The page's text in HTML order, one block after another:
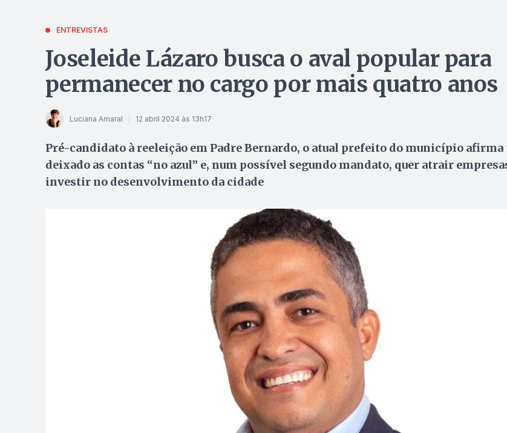
ENTREVISTAS
Joseleide Lázaro busca o aval popular para
permanecer no cargo por mais quatro anos
Luciana Amaral 12 abril 2024 às 13h17
Pré-candidato à reeleição em Padre Bernardo, o atual prefeito do município afirma
deixado as contas “no azul” e, num possível segundo mandato, quer atrair
investir no desenvolvimento da cidade